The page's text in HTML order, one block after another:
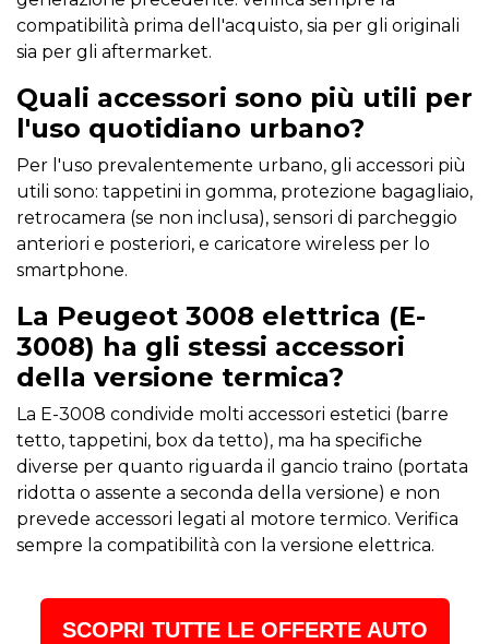
compatibilità prima dell'acquisto, sia per gli originali
sia per gli aftermarket.
Quali accessori sono più utili per
l'uso quotidiano urbano?
Per l'uso prevalentemente urbano, gli accessori più
utili sono: tappetini in gomma, protezione bagagliaio,
retrocamera (se non inclusa), sensori di parcheggio
anteriori e posteriori, e caricatore wireless per lo
smartphone.
La Peugeot 3008 elettrica (E-
3008) ha gli stessi accessori
della versione termica?
La E-3008 condivide molti accessori estetici (barre
tetto, tappetini, box da tetto), ma ha specifiche
diverse per quanto riguarda il gancio traino (portata
ridotta o assente a seconda della versione) e non
prevede accessori legati al motore termico. Verifica
sempre la compatibilità con la versione elettrica.
SCOPRI TUTTE LE OFFERTE AUTO